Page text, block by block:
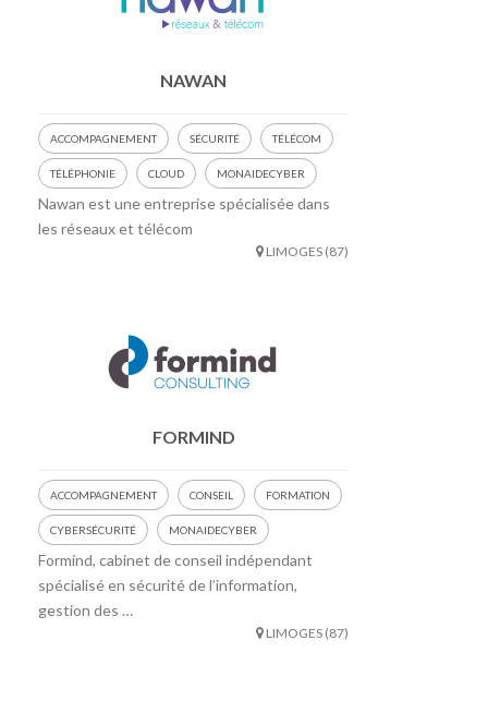
NAWAN
ACCOMPAGNEMENT SÉCURITÉ TÉLÉCOM
TÉLÉPHONIE CLOUD MONAIDECYBER
Nawan est une entreprise spécialisée dans
les réseaux et télécom
LIMOGES (87)
FORMIND
ACCOMPAGNEMENT CONSEIL FORMATION
CYBERSÉCURITÉ MONAIDECYBER
Formind, cabinet de conseil indépendant
spécialisé en sécurité de l’information,
gestion des …
LIMOGES (87)